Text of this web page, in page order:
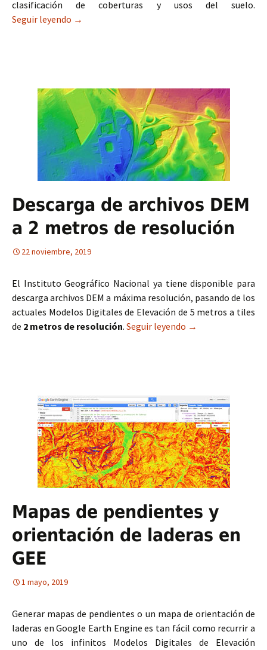
clasificación de coberturas y usos del suelo.
Seguir leyendo Disponible la última versión del NASADEM
→
Descarga de archivos DEM
a 2 metros de resolución
22 noviembre, 2019
El Instituto Geográfico Nacional ya tiene disponible para
descarga archivos DEM a máxima resolución, pasando de los
actuales Modelos Digitales de Elevación de 5 metros a tiles
de 2 metros de resolución. Seguir leyendo Descarga de
→
Mapas de pendientes y
orientación de laderas en
GEE
1 mayo, 2019
Generar mapas de pendientes o un mapa de orientación de
laderas en Google Earth Engine es tan fácil como recurrir a
uno de los infinitos Modelos Digitales de Elevación